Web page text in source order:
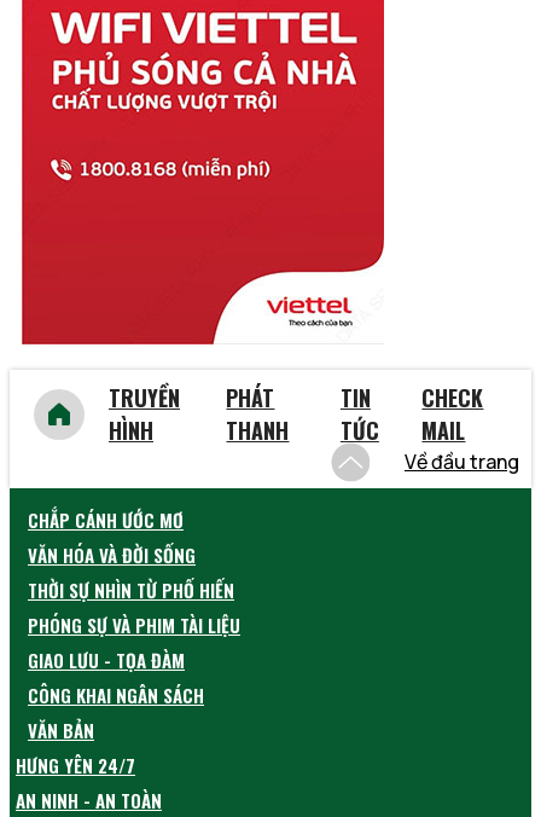
Thừa Thiên Huế
Tiền Giang
Trà Vinh
Tuyên Quang
Vĩnh Phúc
Vũng Tàu
TRUYỀN
HÌNH
PHÁT
THANH
TIN
TỨC
CHECK
MAIL
Về đầu trang
CHẮP CÁNH ƯỚC MƠ
VĂN HÓA VÀ ĐỜI SỐNG
THỜI SỰ NHÌN TỪ PHỐ HIẾN
PHÓNG SỰ VÀ PHIM TÀI LIỆU
GIAO LƯU - TỌA ĐÀM
CÔNG KHAI NGÂN SÁCH
VĂN BẢN
HƯNG YÊN 24/7
AN NINH - AN TOÀN